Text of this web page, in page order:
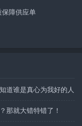
障供应单
道谁是真心为我好的人
那就大错特错了！